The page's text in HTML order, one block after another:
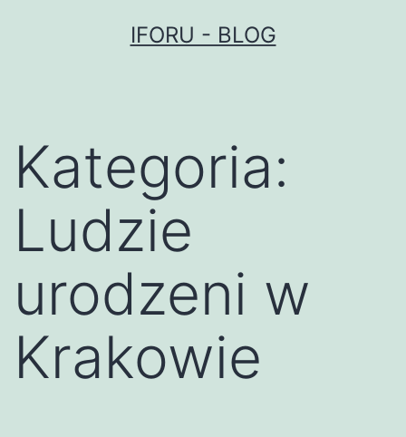
IFORU - BLOG
Kategoria:
Ludzie
urodzeni w
Krakowie